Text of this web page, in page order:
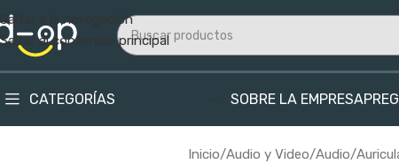
Saltar a la navegación
Saltar al contenido principal
CATEGORÍAS SOBRE LA EMPRESA
Inicio/Audio y Video/Audio/